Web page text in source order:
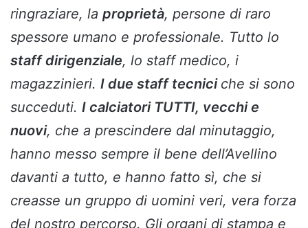
ringraziare, la proprietà, persone di raro
spessore umano e professionale. Tutto lo
staff dirigenziale, lo staff medico, i
magazzinieri. I due staff tecnici che si sono
succeduti. I calciatori TUTTI, vecchi e
nuovi, che a prescindere dal minutaggio,
hanno messo sempre il bene dell’Avellino
davanti a tutto, e hanno fatto sì, che si
creasse un gruppo di uomini veri, vera forza
del nostro percorso. Gli organi di stampa e